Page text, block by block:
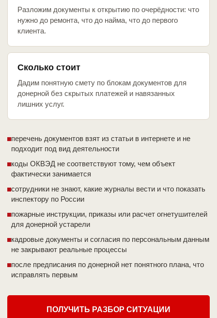
Разложим документы к открытию по очерёдности: что
нужно до ремонта, что до найма, что до первого
клиента.
Сколько стоит
Дадим понятную смету по блокам документов для
донерной без скрытых платежей и навязанных
лишних услуг.
перечень документов взят из статьи в интернете и не
подходит под вид деятельности
коды ОКВЭД не соответствуют тому, чем объект
фактически занимается
сотрудники не знают, какие журналы вести и что показать
инспектору по России
пожарные инструкции, приказы или расчет огнетушителей
для донерной устарели
кадровые документы и согласия по персональным данным
не закрывают реальные процессы
после предписания по донерной нет понятного плана, что
исправлять первым
ПОЛУЧИТЬ РАЗБОР СИТУАЦИИ